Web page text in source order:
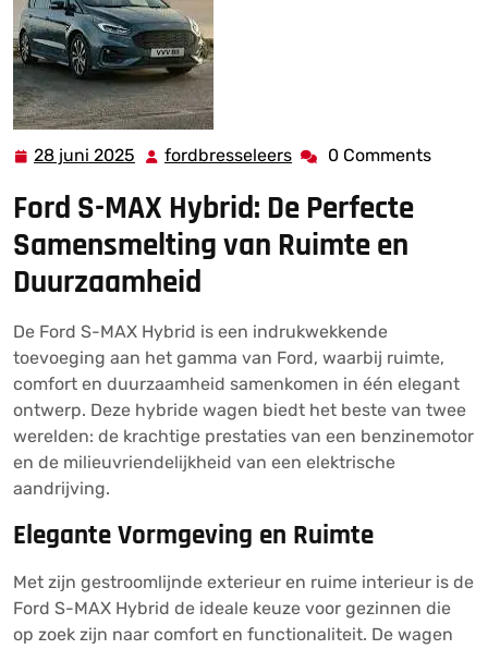
28 juni 2025 28
2025
fordbresseleers fordbresseleers
0 Comments
Ford S-MAX Hybrid: De Perfecte
Samensmelting van Ruimte en
Duurzaamheid
De Ford S-MAX Hybrid is een indrukwekkende
toevoeging aan het gamma van Ford, waarbij ruimte,
comfort en duurzaamheid samenkomen in één elegant
ontwerp. Deze hybride wagen biedt het beste van twee
werelden: de krachtige prestaties van een benzinemotor
en de milieuvriendelijkheid van een elektrische
aandrijving.
Elegante Vormgeving en Ruimte
Met zijn gestroomlijnde exterieur en ruime interieur is de
Ford S-MAX Hybrid de ideale keuze voor gezinnen die
op zoek zijn naar comfort en functionaliteit. De wagen